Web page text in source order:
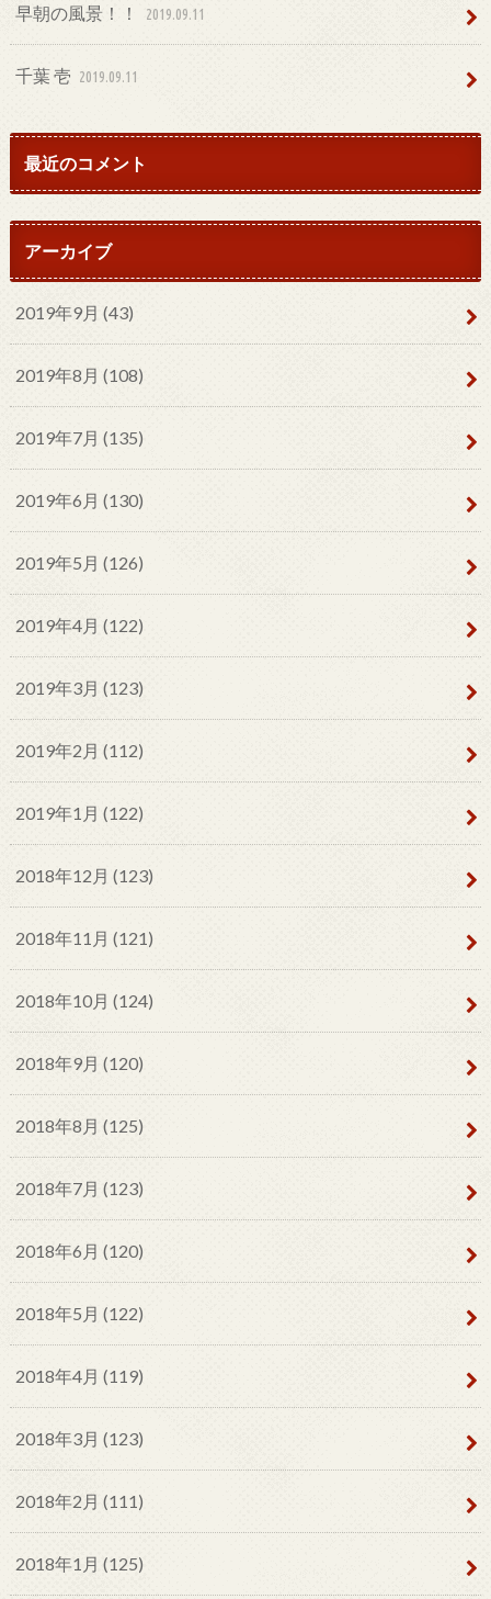
早朝の風景！！ 2019.09.11
千葉 壱 2019.09.11
最近のコメント
アーカイブ
2019年9月 (43)
2019年8月 (108)
2019年7月 (135)
2019年6月 (130)
2019年5月 (126)
2019年4月 (122)
2019年3月 (123)
2019年2月 (112)
2019年1月 (122)
2018年12月 (123)
2018年11月 (121)
2018年10月 (124)
2018年9月 (120)
2018年8月 (125)
2018年7月 (123)
2018年6月 (120)
2018年5月 (122)
2018年4月 (119)
2018年3月 (123)
2018年2月 (111)
2018年1月 (125)